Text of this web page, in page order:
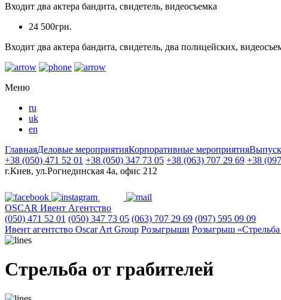
Входит два актера бандита, свидетель, видеосъемка
24 500грн.
Входит два актера бандита, свидетель, два полицейских,
Меню
ru
uk
en
ГлавнаяДеловые мероприятияКорпоративные мероприятия
+38 (050) 471 52 01 +38 (050) 347 73 05 +38 (063) 707 29 69 +38
г.Киев, ул.Рогнединская 4а, офис 212
OSCAR Ивент Агентство
(050) 471 52 01 (050) 347 73 05 (063) 707 29 69 (097) 595 09 09
Ивент агентство Оscar Art Group Розыгрыши Розыгрыш «Стрельба
Стрельба от грабителей